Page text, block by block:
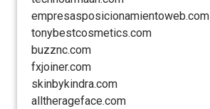
empresasposicionamientoweb.com
tonybestcosmetics.com
buzznc.com
fxjoiner.com
skinbykindra.com
alltherageface.com